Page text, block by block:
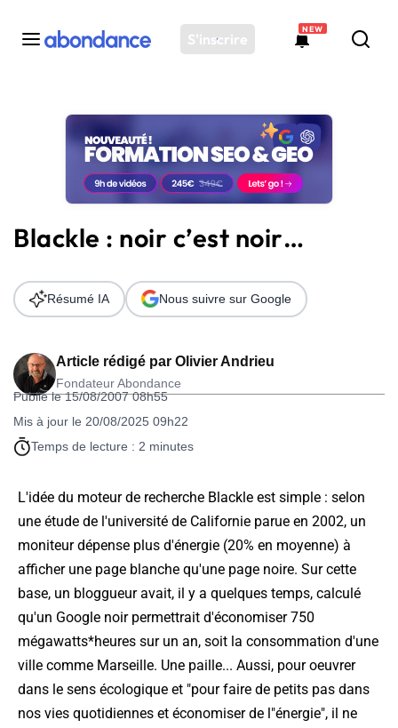
S'inscrire
NEW
Toutes les actus
Actus SEO
Plateforme
Solutions
Ressources
Audit SEO
Blackle : noir c’est noir…
Article rédigé par Olivier Andrieu
Fondateur Abondance
Publié le 15/08/2007 08h55
Mis à jour le 20/08/2025 09h22
Temps de lecture : 2 minutes
Résumé IA Nous suivre sur Google
L'idée du moteur de recherche Blackle est simple : selon
une étude de l'université de Californie parue en 2002, un
moniteur dépense plus d'énergie (20% en moyenne) à
afficher une page blanche qu'une page noire. Sur cette
base, un bloggueur avait, il y a quelques temps, calculé
qu'un Google noir permettrait d'économiser 750
mégawatts*heures sur un an, soit la consommation d'une
ville comme Marseille. Une paille... Aussi, pour oeuvrer
dans le sens écologique et "pour faire de petits pas dans
nos vies quotidiennes et économiser de l"énergie", il ne